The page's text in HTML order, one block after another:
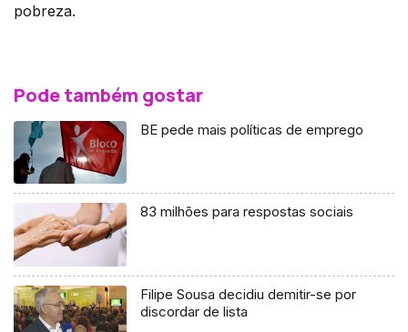
pobreza.
Pode também gostar
BE pede mais políticas de emprego
83 milhões para respostas sociais
Filipe Sousa decidiu demitir-se por
discordar de lista